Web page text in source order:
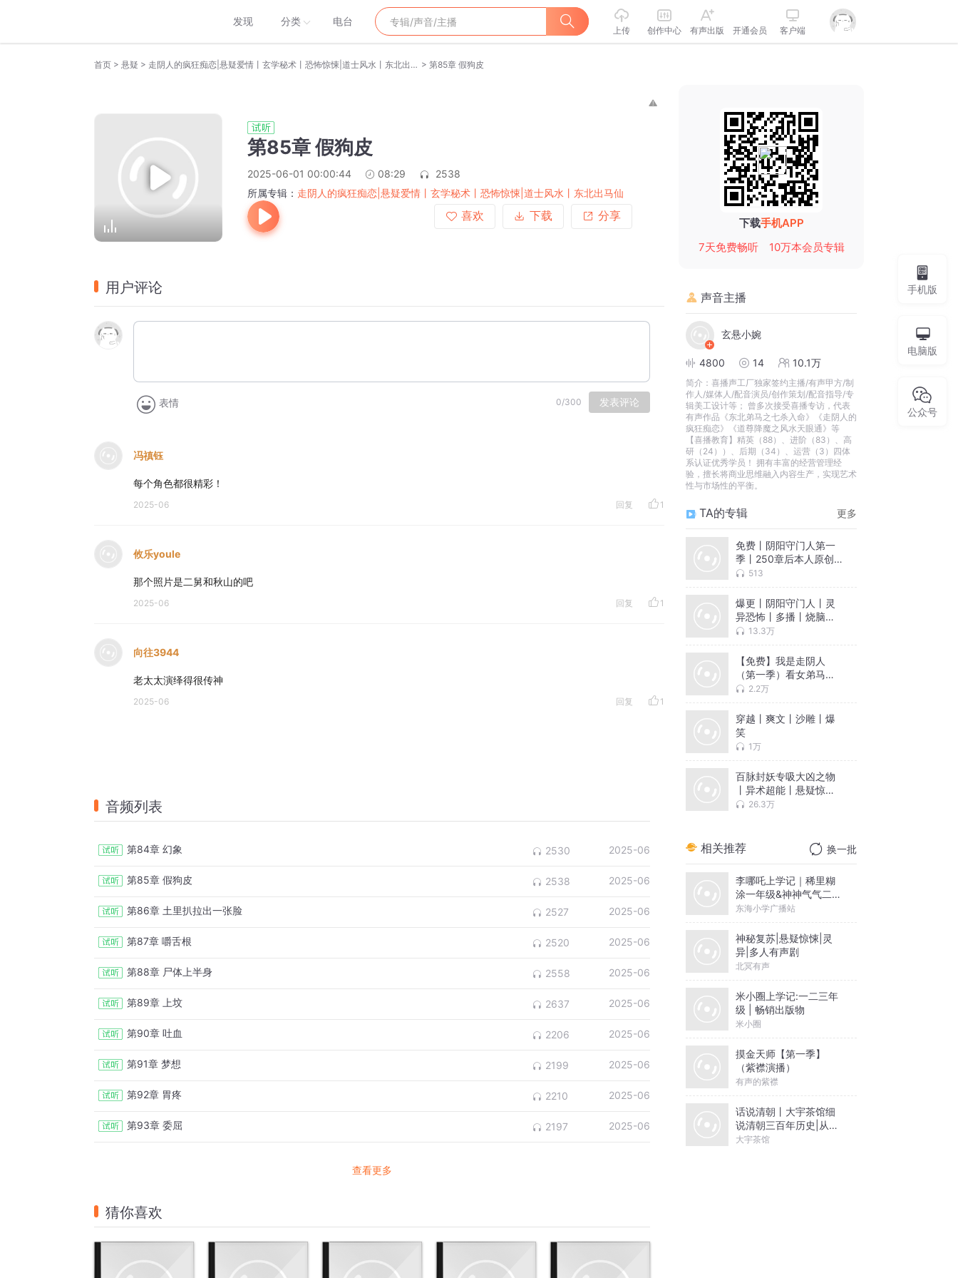
发现 分类 电台
上传 创作中心 有声出版 开通会员 客户端
首页 > 悬疑 > 走阴人的疯狂痴恋|悬疑爱情丨玄学秘术丨恐怖惊悚|道士风水丨东北出马仙 > 第85章 假狗皮
第85章 假狗皮
2025-06-01 00:00:44 08:29
2538
所属专辑： 走阴人的疯狂痴恋|悬疑爱情丨玄学秘术丨恐怖惊悚|道士风水丨东北出马仙
喜欢
下载 分享
用户评论
表情 0/300 发表评论
冯禛钰
每个角色都很精彩！
2025-06 回复 1
攸乐youle
那个照片是二舅和秋山的吧
2025-06 回复 1
向往3944
老太太演绎得很传神
2025-06 回复 1
音频列表
第84章 幻象 2530 2025-06
第85章 假狗皮 2538 2025-06
第86章 土里扒拉出一张脸 2527 2025-06
第87章 嚼舌根 2520 2025-06
第88章 尸体上半身 2558 2025-06
第89章 上坟 2637 2025-06
第90章 吐血 2206 2025-06
第91章 梦想 2199 2025-06
第92章 胃疼 2210 2025-06
第93章 委屈 2197 2025-06
查看更多
猜你喜欢
下载手机APP
7天免费畅听
10万本会员专辑
声音主播
玄悬小婉
4800 14 10.1万
简介： 喜播声工厂独家签约主播/有声甲方/制
作人/媒体人/配音演员/创作策划/配音指导/专
辑美工设计等； 曾多次接受喜播专访，代表
有声作品《东北弟马之七杀入命》《走阴人的
疯狂痴恋》《道尊降魔之风水天眼通》等
【喜播教育】精英（88）、进阶（83）、高
研（24））、后期（34）、运营（3）四体
系认证优秀学员！ 拥有丰富的经营管理经
验，擅长将商业思维融入内容生产，实现艺术
性与市场性的平衡。
TA的专辑 更多
免费丨阴阳守门人第一
季丨250章后本人原创
剧本精彩
513
爆更丨阴阳守门人丨灵
异恐怖丨多播丨烧脑丨
男频丨阴间救母丨道家
13.3万
【免费】我是走阴人
（第一季）看女弟马的
惊悚成长史！
2.2万
穿越丨爽文丨沙雕丨爆
笑
1万
百脉封妖专吸大凶之物
丨异术超能丨悬疑惊悚
丨逗比爆笑丨东北出马
26.3万
相关推荐 换一批
李哪吒上学记｜稀里糊
涂一年级&神神气气二年
级
东海小学广播站
神秘复苏|悬疑惊悚|灵
异|多人有声剧
北冥有声
米小圈上学记:一二三年
级 | 畅销出版物
米小圈
摸金天师【第一季】
（紫襟演播）
有声的紫襟
话说清朝丨大宇茶馆细
说清朝三百年历史|从努
尔哈赤到末代皇帝溥仪|
大宇茶馆
手机版
电脑版
公众号